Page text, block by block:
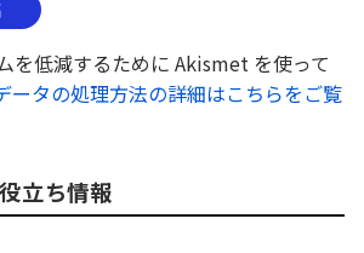
を低減するために Akismet を使って
ータの処理方法の詳細はこちらをご覧
立ち情報